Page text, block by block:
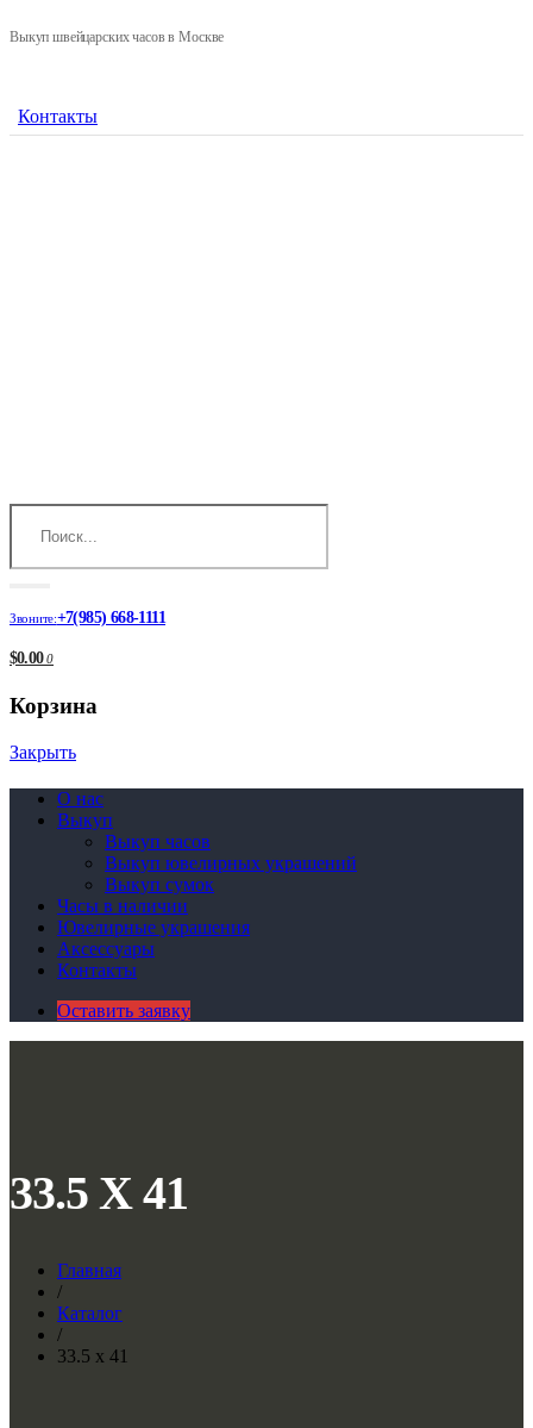
Выкуп швейцарских часов в Москве
Контакты
Звоните:+7(985) 668-1111
$0.00 0
Корзина
Закрыть
О нас
Выкуп
Выкуп часов
Выкуп ювелирных украшений
Выкуп сумок
Часы в наличии
Ювелирные украшения
Аксессуары
Контакты
Оставить заявку
33.5 X 41
Главная
/
Каталог
/
33.5 x 41